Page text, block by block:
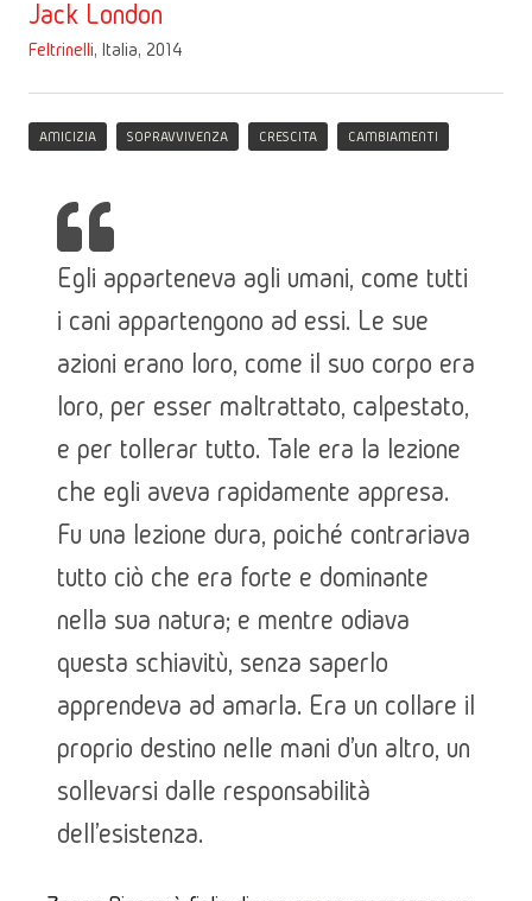
Jack London
Feltrinelli, Italia, 2014
AMICIZIA SOPRAVVIVENZA CRESCITA CAMBIAMENTI
Egli apparteneva agli umani, come tutti
i cani appartengono ad essi. Le sue
azioni erano loro, come il suo corpo era
loro, per esser maltrattato, calpestato,
e per tollerar tutto. Tale era la lezione
che egli aveva rapidamente appresa.
Fu una lezione dura, poiché contrariava
tutto ciò che era forte e dominante
nella sua natura; e mentre odiava
questa schiavitù, senza saperlo
apprendeva ad amarla. Era un collare il
proprio destino nelle mani d'un altro, un
sollevarsi dalle responsabilità
dell'esistenza.